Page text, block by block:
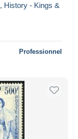
History - Kings &
Professionnel